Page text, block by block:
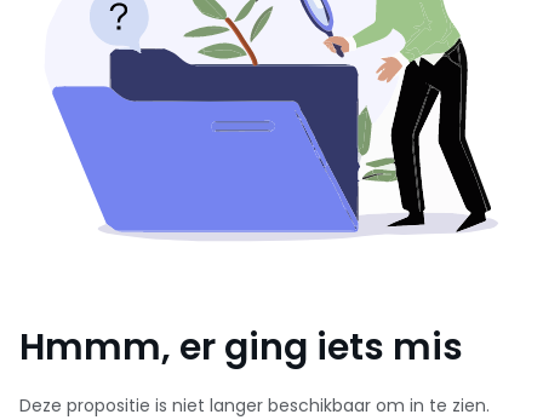
Hmmm, er ging iets mis
Deze propositie is niet langer beschikbaar om in te zien.